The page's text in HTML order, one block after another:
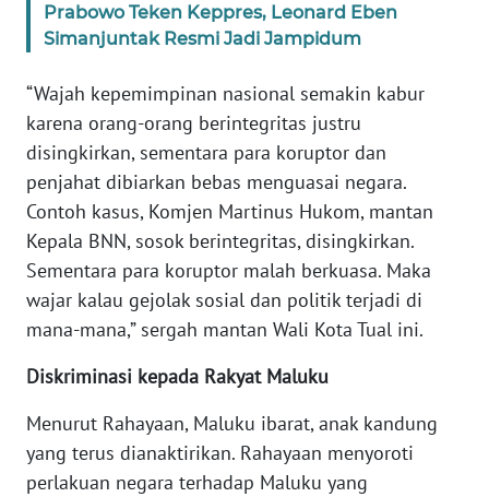
Prabowo Teken Keppres, Leonard Eben
Simanjuntak Resmi Jadi Jampidum
“Wajah kepemimpinan nasional semakin kabur
karena orang-orang berintegritas justru
disingkirkan, sementara para koruptor dan
penjahat dibiarkan bebas menguasai negara.
Contoh kasus, Komjen Martinus Hukom, mantan
Kepala BNN, sosok berintegritas, disingkirkan.
Sementara para koruptor malah berkuasa. Maka
wajar kalau gejolak sosial dan politik terjadi di
mana-mana,” sergah mantan Wali Kota Tual ini.
Diskriminasi kepada Rakyat Maluku
Menurut Rahayaan, Maluku ibarat, anak kandung
yang terus dianaktirikan. Rahayaan menyoroti
perlakuan negara terhadap Maluku yang
WN
WN
SULTENG
WN
SULBAR
BABEL
SUMBAR